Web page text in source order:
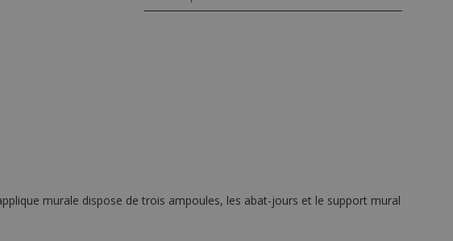
murale dispose de trois ampoules, les abat-jours et le support mural